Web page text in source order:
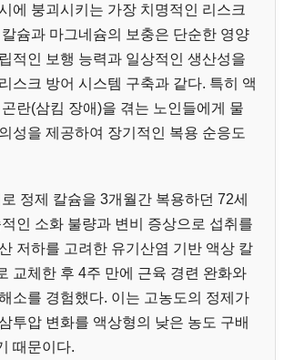
에 붕괴시키는 가장 치명적인 리스크
슘과 마그네슘의 보충은 단순한 영양
적인 보행 능력과 일상적인 생산성을
스크 방어 시스템 구축과 같다. 특히 액
란(삼킴 장애)을 겪는 노인들에게 물
성을 제공하여 장기적인 복용 순응도
정제 칼슘을 3개월간 복용하던 72세
인 소화 불량과 변비 증상으로 섭취를
저하를 고려한 유기산염 기반 액상 칼
교체한 후 4주 만에 근육 경련 완화와
소를 경험했다. 이는 고농도의 정제가
투압 변화를 액상형의 낮은 농도 구배
때문이다.